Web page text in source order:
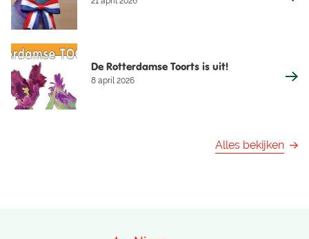
De Rotterdamse Toorts is uit!
8 april 2026
Alles bekijken